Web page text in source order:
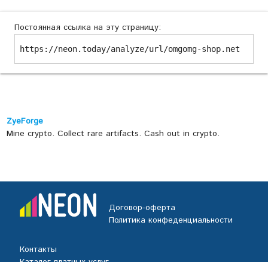
Постоянная ссылка на эту страницу:
https://neon.today/analyze/url/omgomg-shop.net
ZyeForge
Mine crypto. Collect rare artifacts. Cash out in crypto.
Договор-оферта
Политика конфеденциальности
Контакты